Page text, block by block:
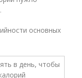
основных